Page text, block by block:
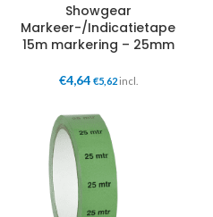
Showgear
Markeer-/Indicatietape
15m markering – 25mm
€4,64 €5,62incl.